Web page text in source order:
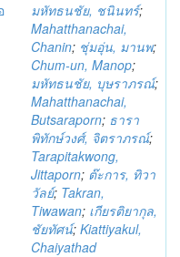
มหัทธนชัย, ชนินทร์;
Mahatthanachai,
Chanin; ชุ่มอุ่น, มานพ;
Chum-un, Manop;
มหัทธนชัย, บุษราภรณ์;
Mahatthanachai,
Butsaraporn; ธารา
พิทักษ์วงศ์, จิตราภรณ์;
Tarapitakwong,
Jittaporn; ต๊ะการ, ทิวา
วัลย์; Takran,
Tiwawan; เกียรติยากุล,
ชัยทัศน์; Kiattiyakul,
Chaiyathad